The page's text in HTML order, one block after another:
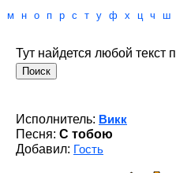
м н о п р с т у ф х ц ч ш
Тут найдется любой текст
Исполнитель: Викк
Песня: С тобою
Добавил: Гость